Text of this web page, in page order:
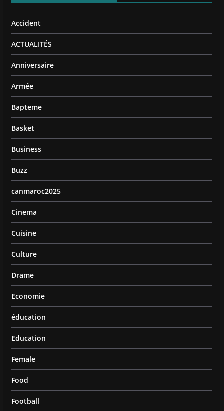
Accident
ACTUALITÉS
Anniversaire
Armée
Bapteme
Basket
Business
Buzz
canmaroc2025
Cinema
Cuisine
Culture
Drame
Economie
éducation
Education
Female
Food
Football